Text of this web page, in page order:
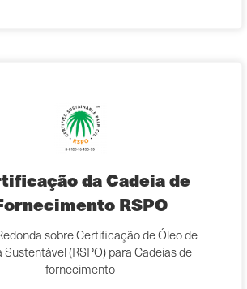
da Cadeia de
RSPO
sobre Certificação de Óleo de
Sustentável (RSPO) para Cadeias de
fornecimento